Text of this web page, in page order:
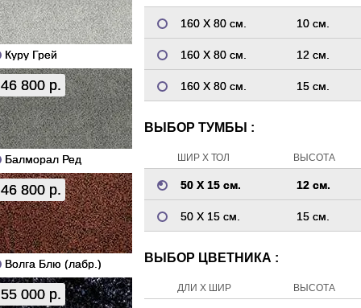
Куру Грей
46 800 р.
Балморал Ред
46 800 р.
Волга Блю (лабр.)
55 000 р.
160 Х 80 см. 10 см.
160 Х 80 см. 12 см.
160 Х 80 см. 15 см.
ВЫБОР ТУМБЫ :
ШИР Х ТОЛ ВЫСОТА
50 Х 15 см. 12 см.
50 Х 15 см. 15 см.
ВЫБОР ЦВЕТНИКА :
ДЛИ Х ШИР ВЫСОТА